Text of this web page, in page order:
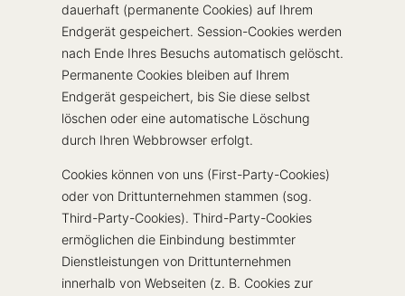
dauerhaft (permanente Cookies) auf Ihrem
Endgerät gespeichert. Session-Cookies werden
nach Ende Ihres Besuchs automatisch gelöscht.
Permanente Cookies bleiben auf Ihrem
Endgerät gespeichert, bis Sie diese selbst
löschen oder eine automatische Löschung
durch Ihren Webbrowser erfolgt.
Cookies können von uns (First-Party-Cookies)
oder von Drittunternehmen stammen (sog.
Third-Party-Cookies). Third-Party-Cookies
ermöglichen die Einbindung bestimmter
Dienstleistungen von Drittunternehmen
innerhalb von Webseiten (z. B. Cookies zur